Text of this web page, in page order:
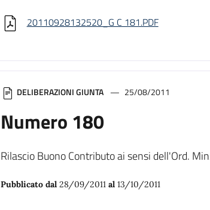
20110928132520_G C 181.PDF
DELIBERAZIONI GIUNTA 25/08/2011
Numero 180
Rilascio Buono Contributo ai sensi dell'Ord.
Pubblicato dal 28/09/2011 al13/10/2011